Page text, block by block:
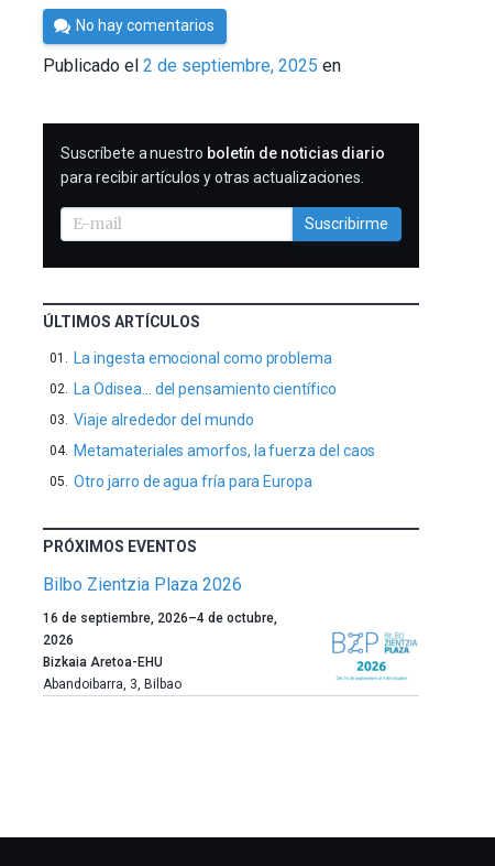
Por
César
Tomé
No hay comentarios
Publicado el2 de septiembre, 2025 en
SUSCRIBIRME
Suscríbete a nuestro boletín de noticias diario
para recibir artículos y otras actualizaciones.
Suscribirme
ÚLTIMOS ARTÍCULOS
La ingesta emocional como problema
La Odisea… del pensamiento científico
Viaje alrededor del mundo
Metamateriales amorfos, la fuerza del caos
Otro jarro de agua fría para Europa
PRÓXIMOS EVENTOS
Bilbo Zientzia Plaza 2026
Un
año
más,
Bilbao
la
16 de septiembre, 2026–4 de octubre,
2026
Bizkaia Aretoa-EHU
Abandoibarra, 3, Bilbao